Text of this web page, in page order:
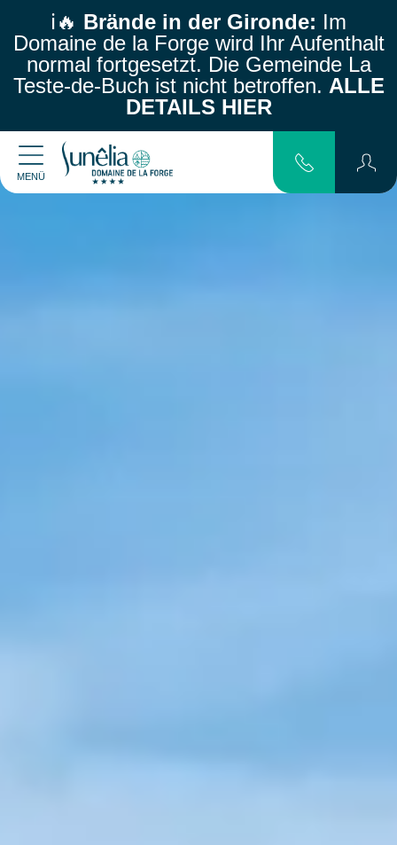
ℹ️🔥 Brände in der Gironde: Im
Domaine de la Forge wird Ihr Aufenthalt
normal fortgesetzt. Die Gemeinde La
Teste-de-Buch ist nicht betroffen. ALLE
DETAILS HIER
MENÜ